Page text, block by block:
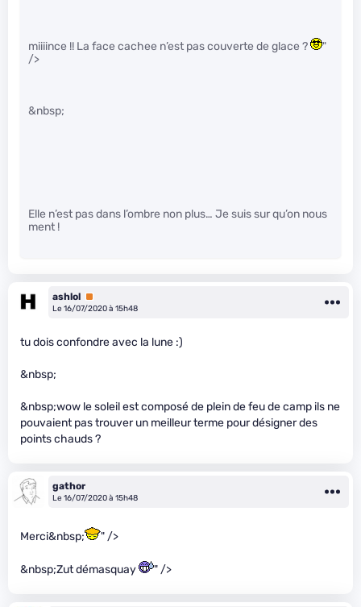
miiiince !! La face cachee n’est pas couverte de glace ?
"
/>
&nbsp;
Elle n’est pas dans l’ombre non plus… Je suis sur qu’on nous
ment !
ashlol Premium
Le 16/07/2020 à 15h48
tu dois confondre avec la lune :)
&nbsp;
&nbsp;wow le soleil est composé de plein de feu de camp ils ne
pouvaient pas trouver un meilleur terme pour désigner des
points chauds ?
gathor
Le 16/07/2020 à 15h48
Merci&nbsp; " />
&nbsp;Zut démasquay " />